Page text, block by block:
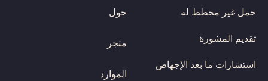
حمل غير مخطط له
تقديم المشورة
استشارات ما بعد الإجهاض
حول
متجر
الموارد